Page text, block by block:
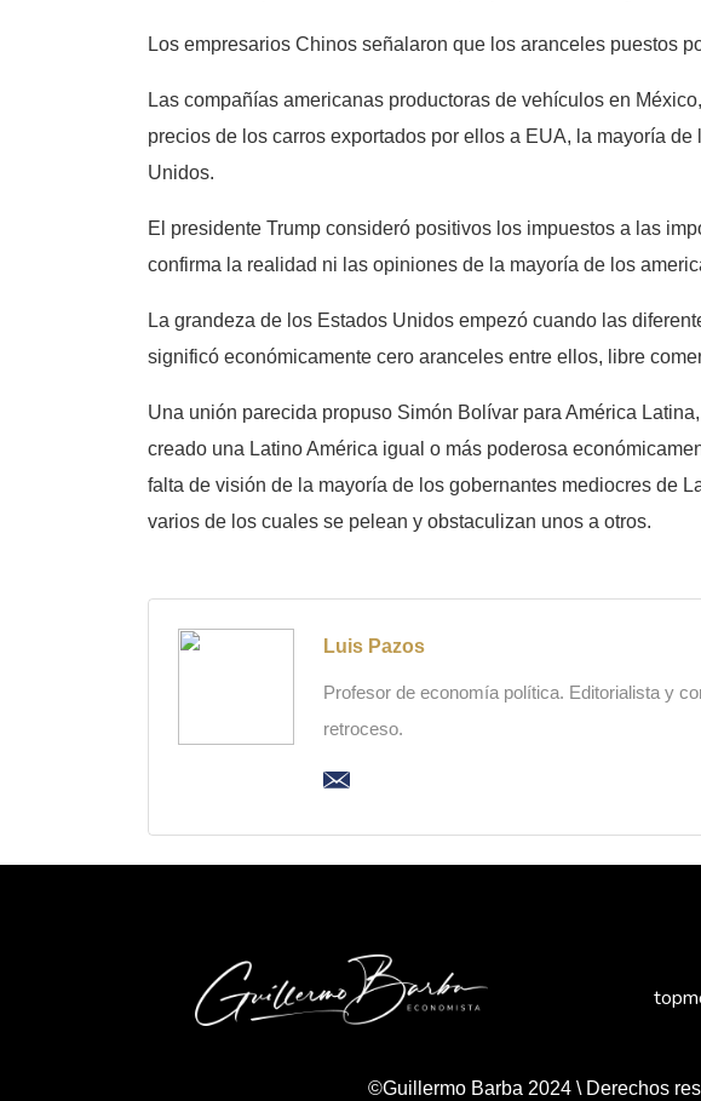
Los empresarios Chinos señalaron que los aranceles puestos
Las compañías americanas productoras de vehículos en
precios de los carros exportados por ellos a EUA, la mayoría
Unidos.
El presidente Trump consideró positivos los impuestos a las
confirma la realidad ni las opiniones de la mayoría de los
La grandeza de los Estados Unidos empezó cuando las
significó económicamente cero aranceles entre ellos, libre
Una unión parecida propuso Simón Bolívar para América
creado una Latino América igual o más poderosa
falta de visión de la mayoría de los gobernantes mediocres de
varios de los cuales se pelean y obstaculizan unos a otros.
Luis Pazos
Profesor de economía política. Editorialista y
retroceso.
©Guillermo Barba 2024 \ Derechos